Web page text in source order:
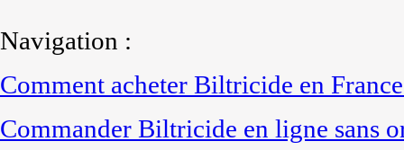
Navigation :
Comment acheter Biltricide en
Commander Biltricide en ligne sans